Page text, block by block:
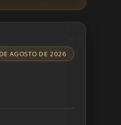
AGOSTO DE 2026